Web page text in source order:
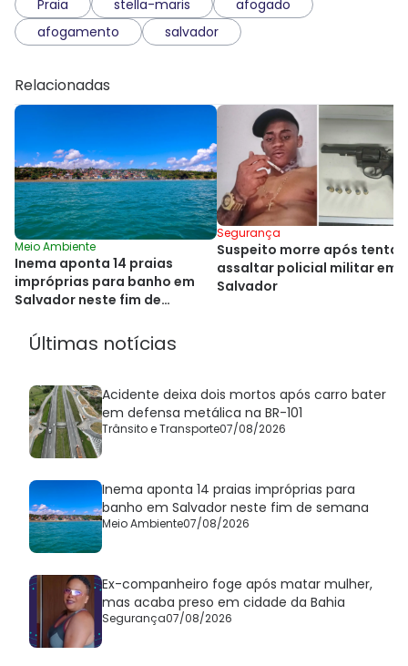
Praia stella-maris
afogado
afogamento
salvador
Relacionadas
Meio Ambiente
Inema aponta 14 praias
impróprias para banho em
Salvador neste fim de
Segurança
Suspeito morre após tentar
assaltar policial militar em
Salvador
Últimas notícias
Acidente deixa dois mortos após carro bater
em defensa metálica na BR-101
Trânsito e Transporte07/08/2026
Inema aponta 14 praias impróprias para
banho em Salvador neste fim de semana
Meio Ambiente07/08/2026
Ex-companheiro foge após matar mulher,
mas acaba preso em cidade da Bahia
Segurança07/08/2026